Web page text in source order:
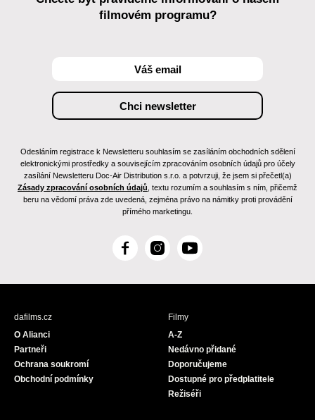
filmovém programu?
Odesláním registrace k Newsletteru souhlasím se zasíláním obchodních sdělení
elektronickými prostředky a souvisejícím zpracováním osobních údajů pro účely
zasílání Newsletteru Doc-Air Distribution s.r.o. a potvrzuji, že jsem si přečetl(a)
Zásady zpracování osobních údajů , textu rozumím a souhlasím s ním, přičemž
beru na vědomí práva zde uvedená, zejména právo na námitky proti provádění
přímého marketingu.
F
c
I
s
Y
u
dafilms.cz
O Alianci
Partneři
Ochrana soukromí
Obchodní podmínky
Filmy
A-Z
Nedávno přidané
Doporučujeme
Dostupné pro předplatitele
Režiséři